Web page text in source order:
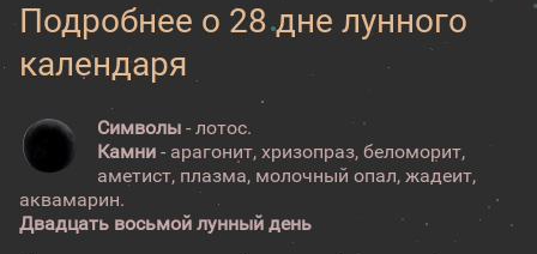
Подробнее о 28 дне лунного
календаря
Символы - лотос.
Камни - арагонит, хризопраз, беломорит,
аметист, плазма, молочный опал, жадеит,
аквамарин.
Двадцать восьмой лунный день